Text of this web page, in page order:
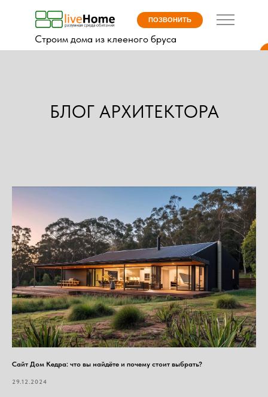
Строим дома из клееного бруса
КАТАЛОГ ПРОЕКТОВ
ПОЗВОНИТЬ
БЛОГ АРХИТЕКТОРА
Сайт Дом Кедра: что вы найдёте и почему стоит выбрать?
29.12.2024